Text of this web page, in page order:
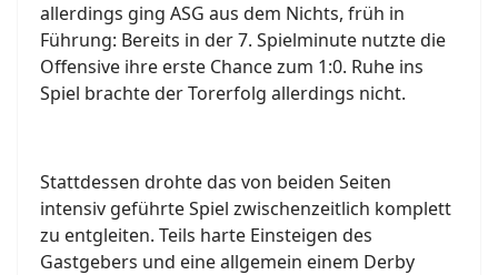
allerdings ging ASG aus dem Nichts, früh in
Führung: Bereits in der 7. Spielminute nutzte die
Offensive ihre erste Chance zum 1:0. Ruhe ins
Spiel brachte der Torerfolg allerdings nicht.
Stattdessen drohte das von beiden Seiten
intensiv geführte Spiel zwischenzeitlich komplett
zu entgleiten. Teils harte Einsteigen des
Gastgebers und eine allgemein einem Derby